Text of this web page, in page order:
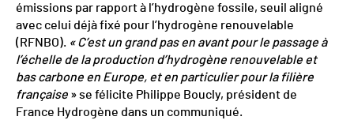
émissions par rapport à l’hydrogène fossile, seuil aligné
avec celui déjà fixé pour l’hydrogène renouvelable
(RFNBO). « C’est un grand pas en avant pour le passage à
l’échelle de la production d’hydrogène renouvelable et
bas carbone en Europe, et en particulier pour la filière
française » se félicite Philippe Boucly, président de
France Hydrogène dans un communiqué.